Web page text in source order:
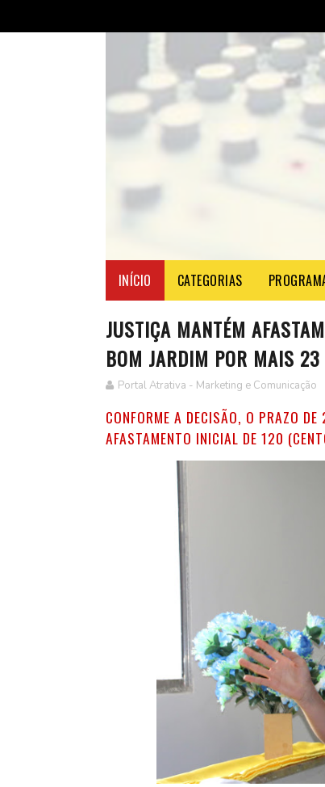
INÍCIO CATEGORIAS
JUSTIÇA MANTÉM
BOM JARDIM POR MAIS
Portal Atrativa - Marketing e Comunicação
CONFORME A DECISÃO, O PRAZO
AFASTAMENTO INICIAL DE 120